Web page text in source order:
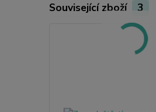
Související zboží 3